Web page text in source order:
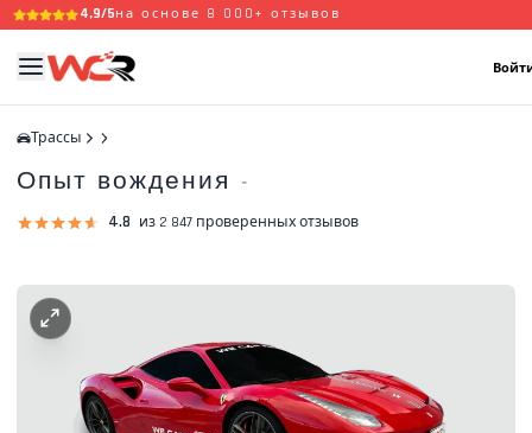
4,9/5на основе 8 000+ отзывов
Трассы
Опыт вождения -
4.8 из 2 847 проверенных отзывов